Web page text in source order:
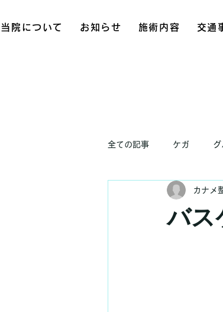
当院について お知らせ 施術内容 交通
全ての記事 ケガ グ
バス
カナメ